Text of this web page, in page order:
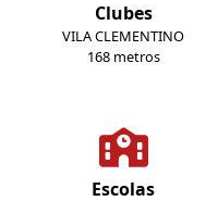
Clubes
VILA CLEMENTINO
168 metros
Escolas